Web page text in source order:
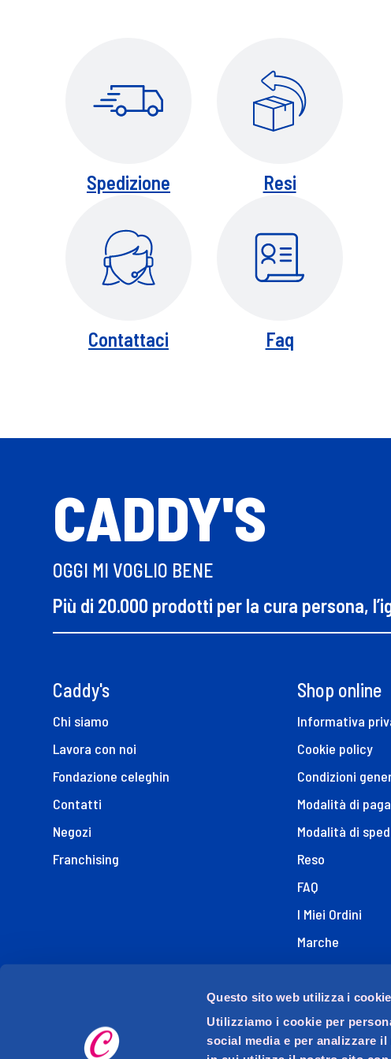
Questo sito web utilizza i cookie
Utilizziamo i cookie per
social media e per analizzare
Spedizione Resi
Contattaci Faq
CADDY'S
OGGI MI VOGLIO BENE
Più di 20.000 prodotti per la cura persona,
Caddy's
Chi siamo
Lavora con noi
Fondazione celeghin
Contatti
Negozi
Franchising
Shop online
Informativa
Cookie policy
Condizioni
Modalità di
Modalità di
Reso
FAQ
I Miei Ordini
Marche
Dichiarazione